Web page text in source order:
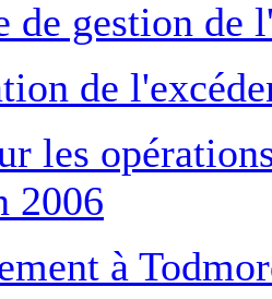
de gestion de
de
les
2006
à